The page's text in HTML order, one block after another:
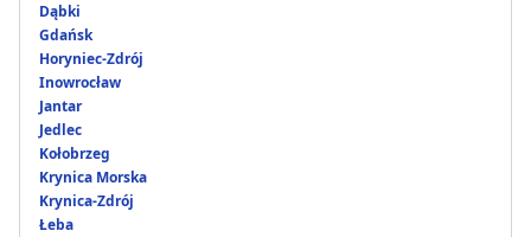
Dąbki
Gdańsk
Horyniec-Zdrój
Inowrocław
Jantar
Jedlec
Kołobrzeg
Krynica Morska
Krynica-Zdrój
Łeba